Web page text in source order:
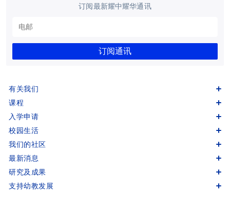
订阅最新耀中耀华通讯
订阅通讯
有关我们
课程
入学申请
校园生活
我们的社区
最新消息
研究及成果
支持幼教发展